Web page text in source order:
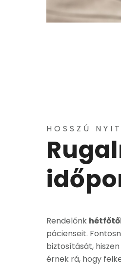
HOSSZÚ
Rendelőnk
pácienseit.
biztosítását,
érnek rá, hogy